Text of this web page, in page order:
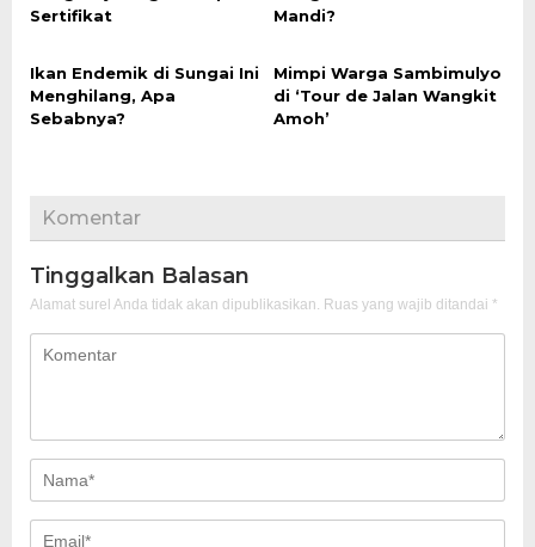
Sertifikat
Mandi?
Ikan Endemik di Sungai Ini
Menghilang, Apa
Sebabnya?
Mimpi Warga Sambimulyo
di ‘Tour de Jalan Wangkit
Amoh’
Komentar
Tinggalkan Balasan
Alamat surel Anda tidak akan dipublikasikan. Ruas yang wajib ditandai *